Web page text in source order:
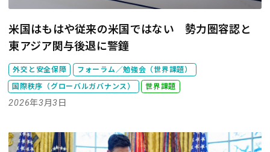
米国はもはや従来の米国ではない 勢力圏容認と
東アジア関与後退に警鐘
外交と安全保障 フォーラム／勉強会（世界課題）
国際秩序（グローバルガバナンス） 世界課題
2026年3月3日